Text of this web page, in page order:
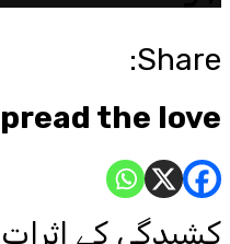
Share:
the love
کشیدگی کے اثرات